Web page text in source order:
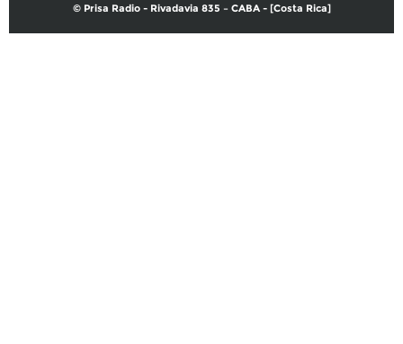
© Prisa Radio - Rivadavia 835 – CABA - [Costa Rica]